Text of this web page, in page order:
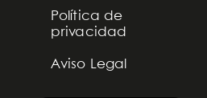
Política de
privacidad
Aviso Legal